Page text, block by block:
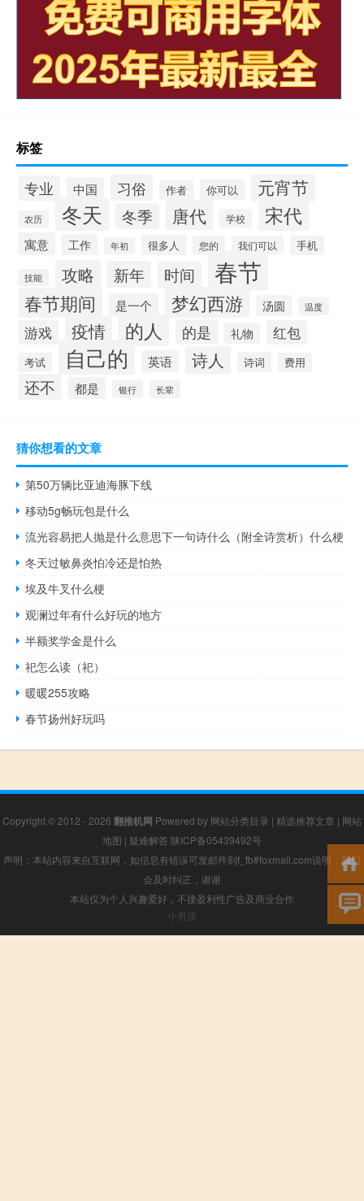
标签
专业 中国 习俗 作者 你可以 元宵节
农历 冬天 冬季 唐代 学校 宋代
寓意 工作 年初 很多人 您的 我们可以 手机
技能 攻略 新年 时间 春节
春节期间 是一个 梦幻西游 汤圆 温度
游戏 疫情 的人 的是 礼物 红包
考试 自己的 英语 诗人 诗词 费用
还不 都是 银行 长辈
猜你想看的文章
第50万辆比亚迪海豚下线
移动5g畅玩包是什么
流光容易把人抛是什么意思下一句诗什么（附全诗赏析）什么梗
冬天过敏鼻炎怕冷还是怕热
埃及牛叉什么梗
观澜过年有什么好玩的地方
半额奖学金是什么
祀怎么读（祀）
暖暖255攻略
春节扬州好玩吗
Copyright © 2012 - 2026 翻推机网 Powered by 网站分类目录 | 精选推荐文章 | 网站
地图 | 疑难解答 陕ICP备05439492号
声明：本站内容来自互联网，如信息有错误可发邮件到f_fb#foxmail.com说明，我们
会及时纠正，谢谢
本站仅为个人兴趣爱好，不接盈利性广告及商业合作
小男孩